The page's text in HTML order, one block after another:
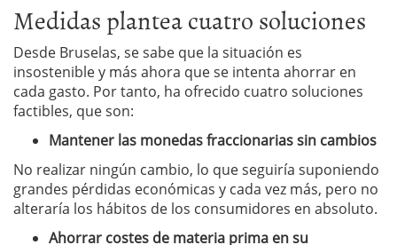
Medidas plantea cuatro soluciones
Desde Bruselas, se sabe que la situación es
insostenible y más ahora que se intenta ahorrar en
cada gasto. Por tanto, ha ofrecido cuatro soluciones
factibles, que son:
Mantener las monedas fraccionarias sin cambios
No realizar ningún cambio, lo que seguiría suponiendo
grandes pérdidas económicas y cada vez más, pero no
alteraría los hábitos de los consumidores en absoluto.
Ahorrar costes de materia prima en su